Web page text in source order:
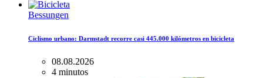
Bessungen
Ciclismo urbano: Darmstadt recorre casi 445.000 kilómetros en bicicleta
08.08.2026
4 minutos